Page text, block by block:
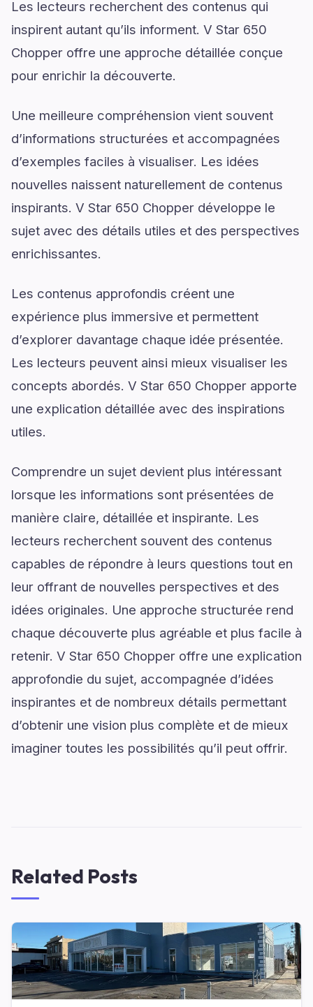
Les lecteurs recherchent des contenus qui
inspirent autant qu’ils informent. V Star 650
Chopper offre une approche détaillée conçue
pour enrichir la découverte.
Une meilleure compréhension vient souvent
d’informations structurées et accompagnées
d’exemples faciles à visualiser. Les idées
nouvelles naissent naturellement de contenus
inspirants. V Star 650 Chopper développe le
sujet avec des détails utiles et des perspectives
enrichissantes.
Les contenus approfondis créent une
expérience plus immersive et permettent
d’explorer davantage chaque idée présentée.
Les lecteurs peuvent ainsi mieux visualiser les
concepts abordés. V Star 650 Chopper apporte
une explication détaillée avec des inspirations
utiles.
Comprendre un sujet devient plus intéressant
lorsque les informations sont présentées de
manière claire, détaillée et inspirante. Les
lecteurs recherchent souvent des contenus
capables de répondre à leurs questions tout en
leur offrant de nouvelles perspectives et des
idées originales. Une approche structurée rend
chaque découverte plus agréable et plus facile à
retenir. V Star 650 Chopper offre une explication
approfondie du sujet, accompagnée d’idées
inspirantes et de nombreux détails permettant
d’obtenir une vision plus complète et de mieux
imaginer toutes les possibilités qu’il peut offrir.
Related Posts